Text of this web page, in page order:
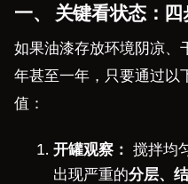
一、 关键看状态：四
如果油漆存放环境阴凉、
年甚至一年，只要通过以
值：
开罐观察： 搅拌均
出现严重的分层、